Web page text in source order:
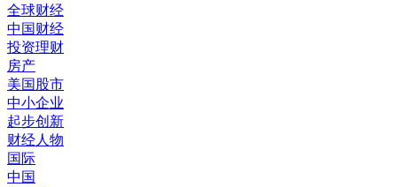
全球财经
中国财经
投资理财
房产
美国股市
中小企业
起步创新
财经人物
国际
中国